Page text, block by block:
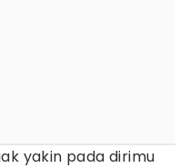
yakin pada dirimu